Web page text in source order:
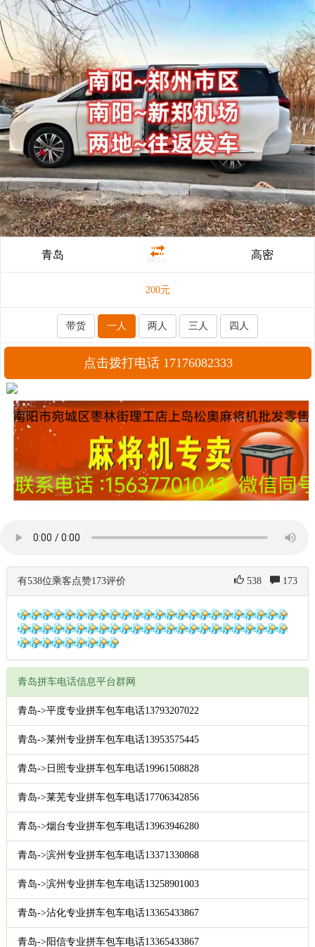
青岛 200元/人 高密
200元
带货 一人 两人 三人 四人
点击拨打电话 17176082333
有538位乘客点赞173评价 538 173
青岛拼车电话信息平台群网
青岛->平度专业拼车包车电话13793207022
青岛->莱州专业拼车包车电话13953575445
青岛->日照专业拼车包车电话19961508828
青岛->莱芜专业拼车包车电话17706342856
青岛->烟台专业拼车包车电话13963946280
青岛->滨州专业拼车包车电话13371330868
青岛->滨州专业拼车包车电话13258901003
青岛->沾化专业拼车包车电话13365433867
青岛->阳信专业拼车包车电话13365433867